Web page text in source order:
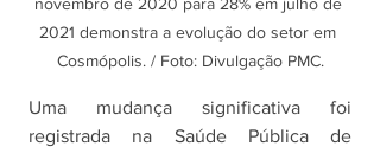
novembro de 2020 para 28% em julho de
2021 demonstra a evolução do setor em
Cosmópolis. / Foto: Divulgação PMC.
Uma mudança significativa foi
registrada na Saúde Pública de